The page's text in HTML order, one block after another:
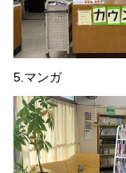
5.マンガ